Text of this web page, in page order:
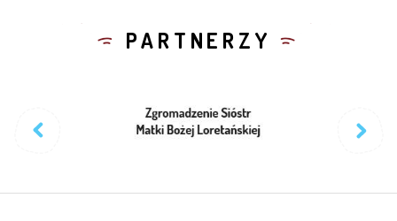
PARTNERZY